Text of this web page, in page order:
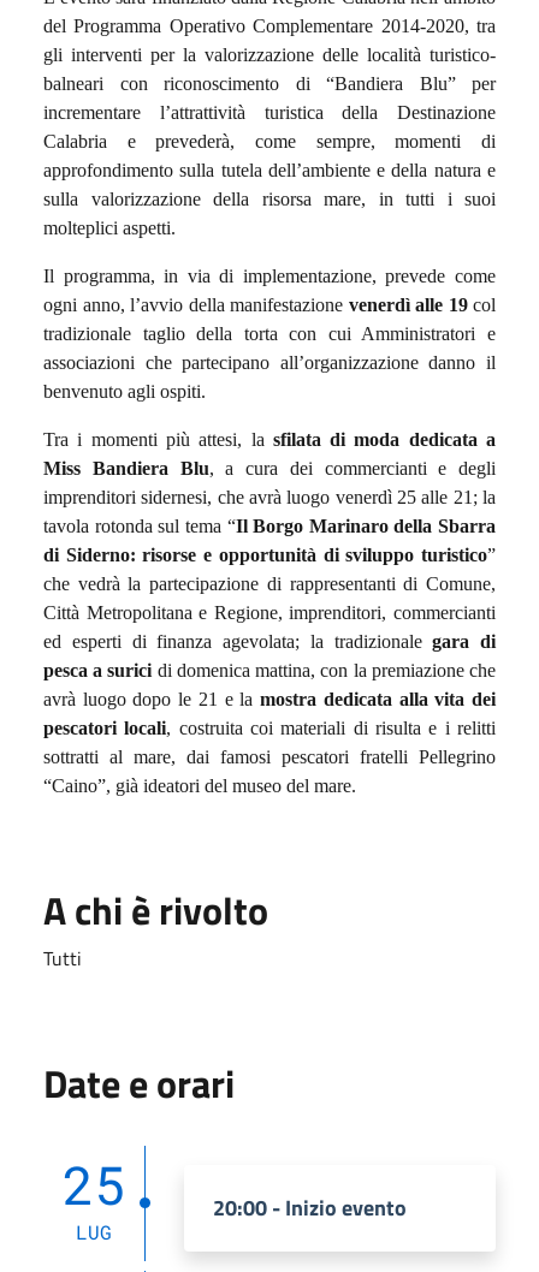
del Programma Operativo Complementare 2014-2020, tra
gli interventi per la valorizzazione delle località turistico-
balneari con riconoscimento di “Bandiera Blu” per
incrementare l’attrattività turistica della Destinazione
Calabria e prevederà, come sempre, momenti di
approfondimento sulla tutela dell’ambiente e della natura e
sulla valorizzazione della risorsa mare, in tutti i suoi
molteplici aspetti.
Il programma, in via di implementazione, prevede come
ogni anno, l’avvio della manifestazione venerdì alle 19col
tradizionale taglio della torta con cui Amministratori e
associazioni che partecipano all’organizzazione danno il
benvenuto agli ospiti.
Tra i momenti più attesi, la sfilata di moda dedicata a
Miss Bandiera Blu, a cura dei commercianti e degli
imprenditori sidernesi, che avrà luogo venerdì 25 alle 21; la
tavola rotonda sul tema “Il Borgo Marinaro della Sbarra
di Siderno: risorse e opportunità di sviluppo turistico”
che vedrà la partecipazione di rappresentanti di Comune,
Città Metropolitana e Regione, imprenditori, commercianti
ed esperti di finanza agevolata; la tradizionalegara di
pesca a surici di domenica mattina, con la premiazione che
avrà luogo dopo le 21 e lamostra dedicata alla vita dei
pescatori locali, costruita coi materiali di risulta e i relitti
sottratti al mare, dai famosi pescatori fratelli Pellegrino
“Caino”, già ideatori del museo del mare.
A chi è rivolto
Tutti
Date e orari
25
LUG
20:00 - Inizio evento